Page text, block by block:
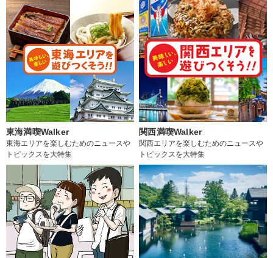
東海満喫Walker
東海エリアを楽しむためのニュースや
トピックスを大特集
関西満喫Walker
関西エリアを楽しむためのニュースや
トピックスを大特集